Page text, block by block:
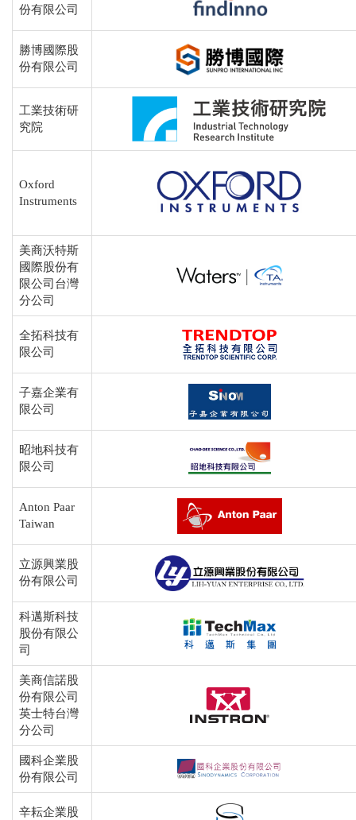
份有限公司
勝博國際股
份有限公司
工業技術研
究院
Oxford
Instruments
美商沃特斯
國際股份有
限公司台灣
分公司
全拓科技有
限公司
子嘉企業有
限公司
昭地科技有
限公司
Anton Paar
Taiwan
立源興業股
份有限公司
科邁斯科技
股份有限公
司
美商信諾股
份有限公司
英士特台灣
分公司
國科企業股
份有限公司
辛耘企業股